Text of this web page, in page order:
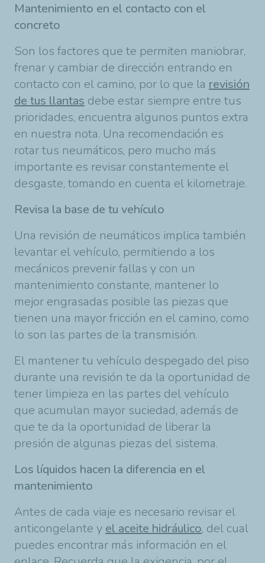
Mantenimiento en el contacto con el
concreto
Son los factores que te permiten maniobrar,
frenar y cambiar de dirección entrando en
contacto con el camino, por lo que la revisión
de tus llantas debe estar siempre entre tus
prioridades, encuentra algunos puntos extra
en nuestra nota. Una recomendación es
rotar tus neumáticos, pero mucho más
importante es revisar constantemente el
desgaste, tomando en cuenta el kilometraje.
Revisa la base de tu vehículo
Una revisión de neumáticos implica también
levantar el vehículo, permitiendo a los
mecánicos prevenir fallas y con un
mantenimiento constante, mantener lo
mejor engrasadas posible las piezas que
tienen una mayor fricción en el camino, como
lo son las partes de la transmisión.
El mantener tu vehículo despegado del piso
durante una revisión te da la oportunidad de
tener limpieza en las partes del vehículo
que acumulan mayor suciedad, además de
que te da la oportunidad de liberar la
presión de algunas piezas del sistema.
Los líquidos hacen la diferencia en el
mantenimiento
Antes de cada viaje es necesario revisar el
anticongelante y el aceite hidráulico, del cual
puedes encontrar más información en el